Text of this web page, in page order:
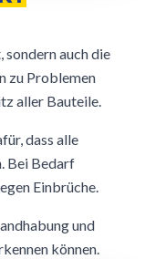
auch die
zu Problemen
aller Bauteile.
dass alle
Bei Bedarf
Einbrüche.
und
können.